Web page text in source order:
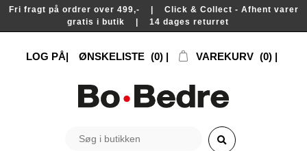
Fri fragt på ordrer over 499,- | Click & Collect - Afhent varer
gratis i butik | 14 dages returret
LOG PÅ ØNSKELISTE (0) VAREKURV (0)